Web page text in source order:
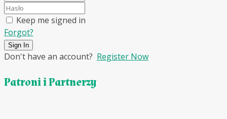
Keep me signed in
Forgot?
Sign In
Don't have an account? Register Now
Patroni i Partnerzy